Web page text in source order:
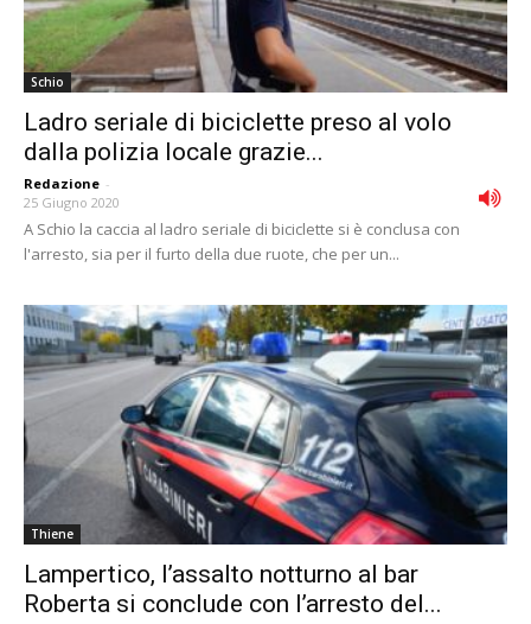
Schio
Ladro seriale di biciclette preso al volo
dalla polizia locale grazie...
Redazione -
25 Giugno 2020
A Schio la caccia al ladro seriale di biciclette si è conclusa con
l'arresto, sia per il furto della due ruote, che per un...
Thiene
Lampertico, l’assalto notturno al bar
Roberta si conclude con l’arresto del...